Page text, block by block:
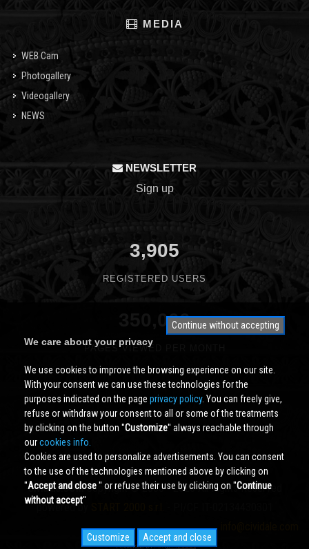
MEDIA
WEB Cam
Photogallery
Videogallery
NEWS
NEWSLETTER
Sign up
3,905
REGISTERED USERS
350,000
PAGES VIEWED PER MONTH
Cividale.COMCopyright © 2000 - 2026 All Rights Reserved
powered by
Continue without accepting
We care about your privacy
We use cookies to improve the browsing experience on our site.
With your consent we can use these technologies for the
purposes indicated on the page privacy policy. You can freely give,
refuse or withdraw your consent to all or some of the treatments
by clicking on the button ''Customize'' always reachable through
ourcookies info.
Cookies are used to personalize advertisements. You can consent
to the use of the technologies mentioned above by clicking on
''Accept and close'' or refuse their use by clicking on ''Continue
without accept''
Customize Accept and close